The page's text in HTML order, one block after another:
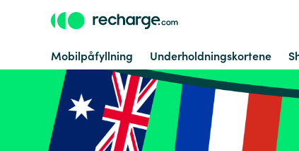
Mobilpåfyllning Underholdningskortene